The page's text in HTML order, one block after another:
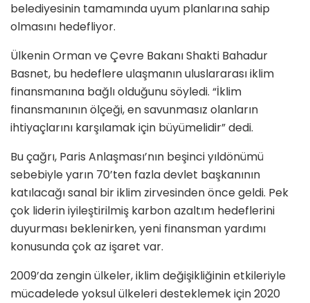
belediyesinin tamamında uyum planlarına sahip
olmasını hedefliyor.
Ülkenin Orman ve Çevre Bakanı Shakti Bahadur
Basnet, bu hedeflere ulaşmanın uluslararası iklim
finansmanına bağlı olduğunu söyledi. “İklim
finansmanının ölçeği, en savunmasız olanların
ihtiyaçlarını karşılamak için büyümelidir” dedi.
Bu çağrı, Paris Anlaşması’nın beşinci yıldönümü
sebebiyle yarın 70’ten fazla devlet başkanının
katılacağı sanal bir iklim zirvesinden önce geldi. Pek
çok liderin iyileştirilmiş karbon azaltım hedeflerini
duyurması beklenirken, yeni finansman yardımı
konusunda çok az işaret var.
2009’da zengin ülkeler, iklim değişikliğinin etkileriyle
mücadelede yoksul ülkeleri desteklemek için 2020